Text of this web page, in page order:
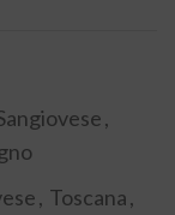
,
, Toscana,